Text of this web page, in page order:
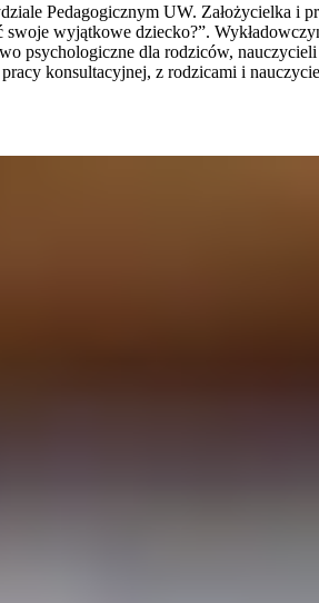
Pedagogicznym UW. Założycielka i
wyjątkowe dziecko?”.
psychologiczne dla rodziców,
konsultacyjnej, z rodzicami i